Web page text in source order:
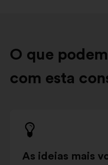
O que
com esta
As ideias mais